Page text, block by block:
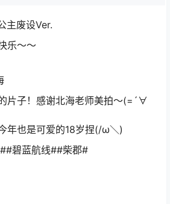
主废设Ver.
乐～～
片子！感谢北海老师美拍～(=´∀
年也是可爱的18岁捏(/ω＼)
碧蓝航线##柴郡#